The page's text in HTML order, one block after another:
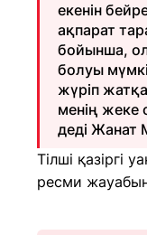
екенін
ақпарат
бойынша, ол
болуы
жүріп
менің жеке
деді Жанат
Тілші қазіргі
ресми жауабын